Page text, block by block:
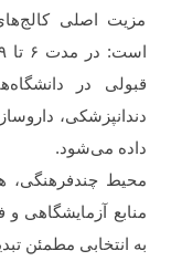
مزیت اصلی
قبولی در
دندانپزشکی،
داده می‌شود.
محیط چندفرهنگی،
منابع آزمایشگاهی و
به انتخابی مطمئن